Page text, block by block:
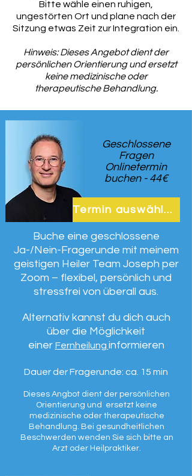
Bitte wähle einen ruhigen,
ungestörten Ort und plane nach der
Sitzung etwas Zeit zur Integration ein.
Hinweis: Dieses Angebot dient der
persönlichen Orientierung und ersetzt
keine medizinische oder
therapeutische Behandlung.
Termin auswählen
Geschlossene
Fragen
Onlinetermin
buchen - 44€
Buche eine geschlossene
Ja-/Nein-Fragerunde mit meinem
geistigen Heiler Team Joseph per
Zoom – flexibel, persönlich und
stressfrei von überall aus.
Alternativ kannst du dich auch
über die Möglichkeit
einer Fernheilung informieren
Dauer der Fragerunde: ca. 15 min
Dieses Angbot dient der persönlichen
Orientierung und ersetzt keine
medizinische oder therapeutische
Behandlung. Bei gesundheitlichen
Beschwerden wenden Sie sich bitte an
Arzt oder Heilpraktiker.